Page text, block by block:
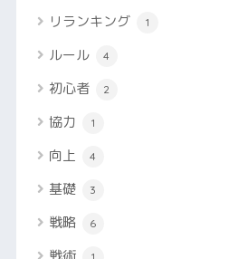
リランキング 1
ルール 4
初心者 2
協力 1
向上 4
基礎 3
戦略 6